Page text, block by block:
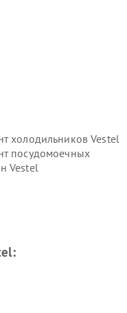
холодильников Vestel
посудомоечных
Vestel